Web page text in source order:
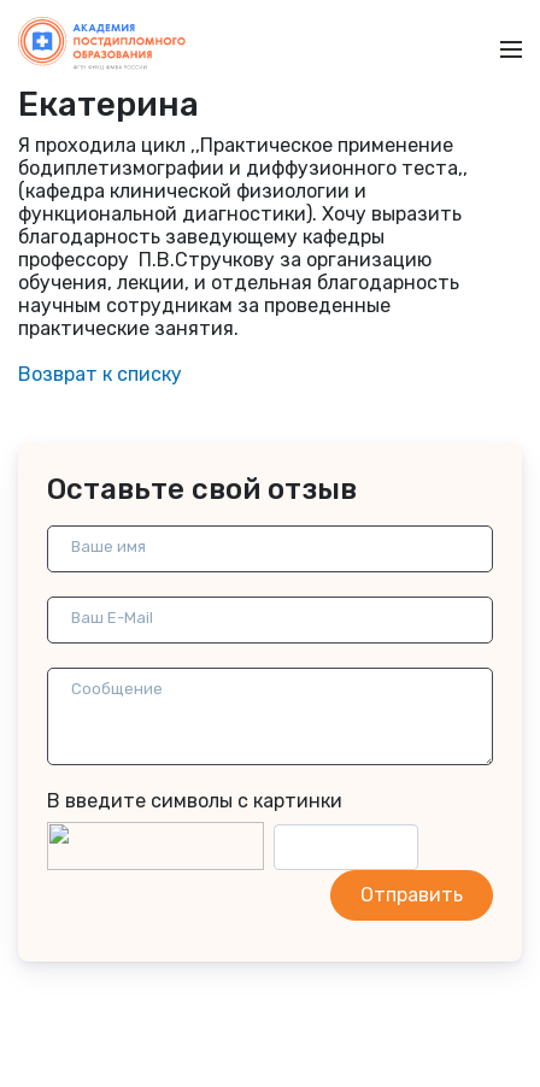
Екатерина
Я проходила цикл ,,Практическое применение
бодиплетизмографии и диффузионного теста,,
(кафедра клинической физиологии и
функциональной диагностики). Хочу выразить
благодарность заведующему кафедры
профессору П.В.Стручкову за организацию
обучения, лекции, и отдельная благодарность
научным сотрудникам за проведенные
практические занятия.
Возврат к списку
Оставьте свой отзыв
Ваше имя
Ваш E-Mail
Сообщение
В введите символы с картинки